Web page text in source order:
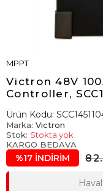
MPPT
Victron 48V
Controller,
Ürün Kodu:
Marka: Victron
Stok: Stokta yok
KARGO BEDAVA
%17 İNDİRİM